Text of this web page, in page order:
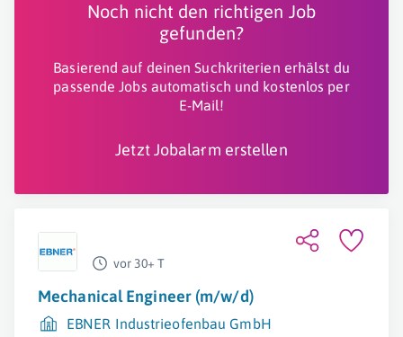
Noch nicht den richtigen Job
gefunden?
Basierend auf deinen Suchkriterien erhälst du
passende Jobs automatisch und kostenlos per
E-Mail!
Jetzt Jobalarm erstellen
vor 30+ T
Mechanical Engineer (m/w/d)
EBNER Industrieofenbau GmbH